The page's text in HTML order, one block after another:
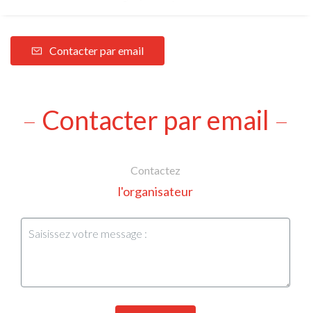
Contacter par email
Contacter par email
Contactez
l'organisateur